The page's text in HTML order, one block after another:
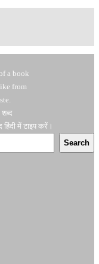
a book
from
में टाइप करें।
Search